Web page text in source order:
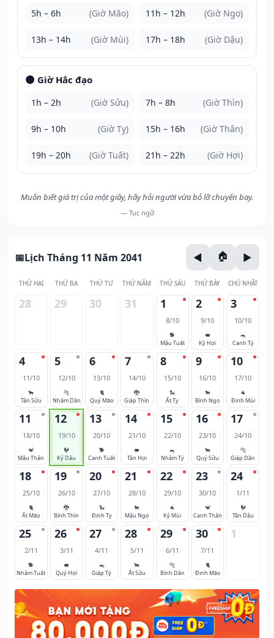
5h – 6h (Giờ Mão) 11h – 12h (Giờ Ngọ)
13h – 14h (Giờ Mùi) 17h – 18h (Giờ Dậu)
🌑 Giờ Hắc đạo
1h – 2h (Giờ Sửu) 7h – 8h (Giờ Thìn)
9h – 10h (Giờ Tỵ) 15h – 16h (Giờ Thân)
19h – 20h (Giờ Tuất) 21h – 22h (Giờ Hợi)
Muốn biết giá trị của một giây, hãy hỏi người vừa bỏ lỡ chuyến bay.
— Tục ngữ
Lịch Tháng 11 Năm 2041
THỨ HAI THỨ BA THỨ TƯ THỨ NĂM THỨ SÁU THỨ BẢY CHỦ NHẬT
28 29 30 31 1
8/10
🐕
Mậu Tuất
2
9/10
🐖
Kỷ Hợi
3
10/10
🐀
Canh Tý
4
11/10
🐂
Tân Sửu
5
12/10
🐅
Nhâm Dần
6
13/10
🐈
Quý Mão
7
14/10
🐉
Giáp Thìn
8
15/10
🐍
Ất Tỵ
9
16/10
🐎
Bính Ngọ
10
17/10
🐐
Đinh Mùi
11
18/10
🐒
Mậu Thân
12
19/10
🐓
Kỷ Dậu
13
20/10
🐕
Canh Tuất
14
21/10
🐖
Tân Hợi
15
22/10
🐀
Nhâm Tý
16
23/10
🐂
Quý Sửu
17
24/10
🐅
Giáp Dần
18
25/10
🐈
Ất Mão
19
26/10
🐉
Bính Thìn
20
27/10
🐍
Đinh Tỵ
21
28/10
🐎
Mậu Ngọ
22
29/10
🐐
Kỷ Mùi
23
30/10
🐒
Canh Thân
24
1/11
🐓
Tân Dậu
25
2/11
🐕
Nhâm Tuất
26
3/11
🐖
Quý Hợi
27
4/11
🐀
Giáp Tý
28
5/11
🐂
Ất Sửu
29
6/11
🐅
Bính Dần
30
7/11
🐈
Đinh Mão
1